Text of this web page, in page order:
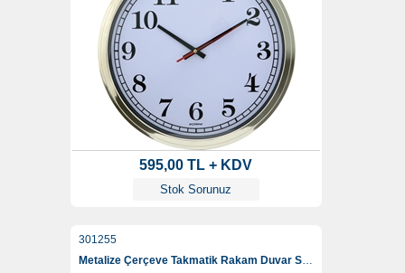
595,00 TL + KDV
Stok Sorunuz
301255
Metalize Çerçeve Takmatik Rakam Duvar Saati 42 Cm